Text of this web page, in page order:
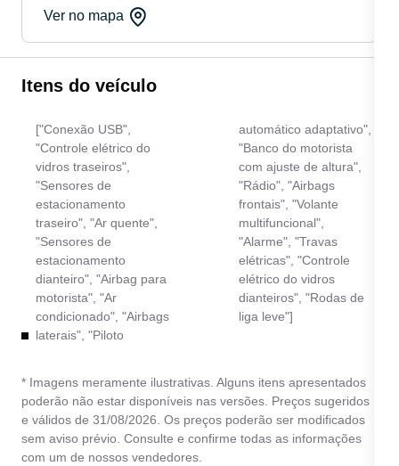
Ver no mapa
Itens do veículo
["Conexão USB",
"Controle elétrico do
vidros traseiros",
"Sensores de
estacionamento
traseiro", "Ar quente",
"Sensores de
estacionamento
dianteiro", "Airbag para
motorista", "Ar
condicionado", "Airbags
laterais", "Piloto
automático adaptativo",
"Banco do motorista
com ajuste de altura",
"Rádio", "Airbags
frontais", "Volante
multifuncional",
"Alarme", "Travas
elétricas", "Controle
elétrico do vidros
dianteiros", "Rodas de
liga leve"]
* Imagens meramente ilustrativas. Alguns itens apresentados
poderão não estar disponíveis nas versões. Preços sugeridos
e válidos de 31/08/2026. Os preços poderão ser modificados
sem aviso prévio. Consulte e confirme todas as informações
com um de nossos vendedores.